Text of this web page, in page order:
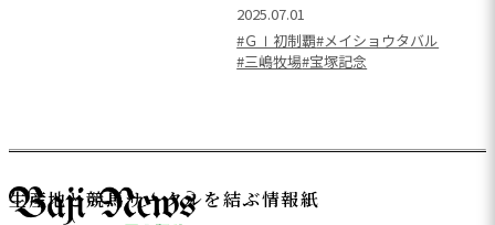
2025.07.01
#ＧⅠ初制覇#メイショウタバル
#三嶋牧場#宝塚記念
生産地と競馬サークルを結ぶ情報紙